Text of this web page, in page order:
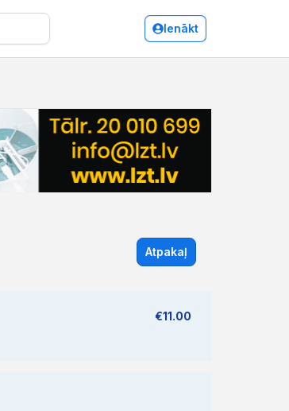
Ienākt
Atpakaļ
€11.00